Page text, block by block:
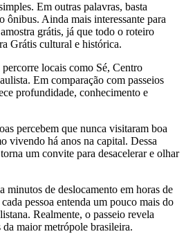
Em outras palavras, basta
ônibus. Ainda mais interessante para
grátis, já que todo o roteiro
Grátis cultural e histórica.
locais como Sé, Centro
Em comparação com passeios
profundidade, conhecimento e
percebem que nunca visitaram boa
vivendo há anos na capital. Dessa
um convite para desacelerar e olhar
minutos de deslocamento em horas de
pessoa entenda um pouco mais do
Realmente, o passeio revela
maior metrópole brasileira.